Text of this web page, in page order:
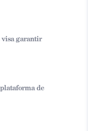
visa garantir
de